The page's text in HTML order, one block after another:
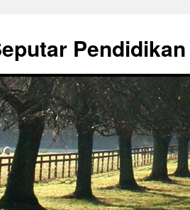
Pendidikan